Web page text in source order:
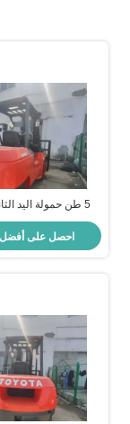
5 طن حمولة اليد
الشاحنات المزدوجة
احصل على